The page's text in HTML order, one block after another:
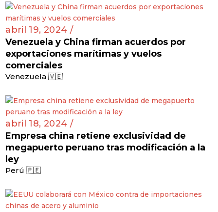
abril 19, 2024 /
Venezuela y China firman acuerdos por
exportaciones marítimas y vuelos
comerciales
Venezuela 🇻🇪
abril 18, 2024 /
Empresa china retiene exclusividad de
megapuerto peruano tras modificación a la
ley
Perú 🇵🇪